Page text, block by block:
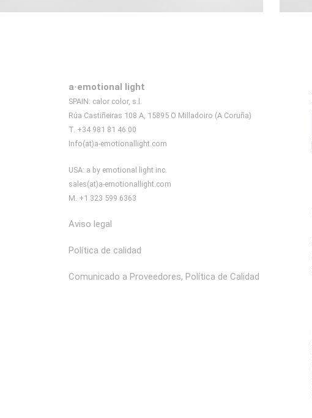
a·emotional light
SPAIN: calor color, s.l.
Rúa Castiñeiras 108 A, 15895 O Milladoiro (A Coruña)
T. +34 981 81 46 00
Info(at)a-emotionallight.com
USA: a by emotional light inc.
sales(at)a-emotionallight.com
M. +1 323 599 6363
Aviso legal
Política de calidad
Comunicado a Proveedores, Política de Calidad